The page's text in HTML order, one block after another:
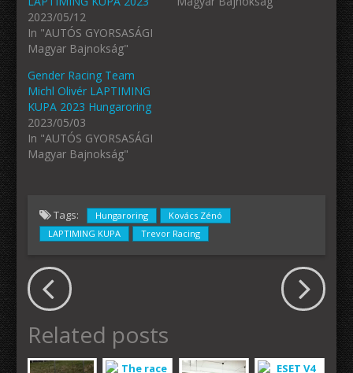
2023/05/12
In "AUTÓS GYORSASÁGI
Magyar Bajnokság"
Gender Racing Team
Michl Olivér LAPTIMING
KUPA 2023 Hungaroring
2023/05/03
In "AUTÓS GYORSASÁGI
Magyar Bajnokság"
Tags: Hungaroring
Kovács Zénó
LAPTIMING KUPA
Trevor Racing
Related posts